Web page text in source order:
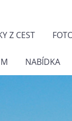
Z CEST
NABÍDKA